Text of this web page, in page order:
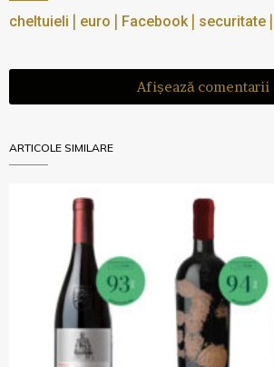
cheltuieli | euro | Facebook | securitate |
Afișează comentarii
ARTICOLE SIMILARE